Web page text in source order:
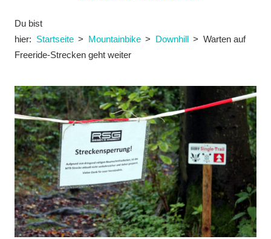
Du bist
hier: Startseite Mountainbike Downhill
Warten auf
Freeride-Strecken geht weiter